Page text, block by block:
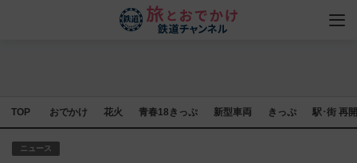
TOP おでかけ 花火 青春18きっぷ 新型車両 きっぷ 駅･街 再
ニュース